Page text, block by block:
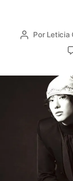
A
r
Por Leticia